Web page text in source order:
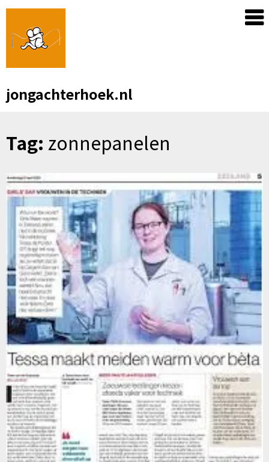
Skip
content
jongachterhoek.nl
Tag: zonnepanelen